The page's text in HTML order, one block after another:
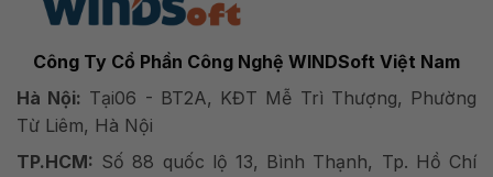
Công Ty Cổ Phần Công Nghệ WINDSoft Việt Nam
Hà Nội: Tại06 - BT2A, KĐT Mễ Trì Thượng, Phường
Từ Liêm, Hà Nội
TP.HCM: Số 88 quốc lộ 13, Bình Thạnh, Tp. Hồ Chí